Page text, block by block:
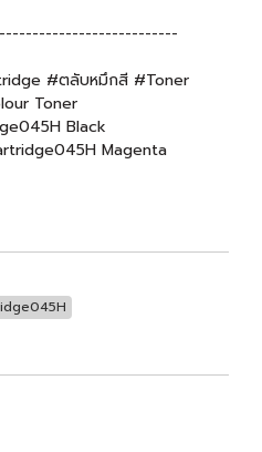
#ตลับหมึกสี #Toner
Toner
Black
Magenta